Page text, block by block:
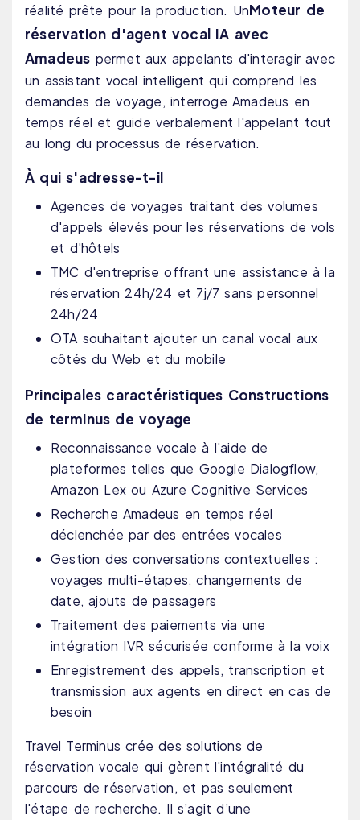
réalité prête pour la production. UnMoteur de
réservation d'agent vocal IA avec
Amadeus permet aux appelants d'interagir avec
un assistant vocal intelligent qui comprend les
demandes de voyage, interroge Amadeus en
temps réel et guide verbalement l'appelant tout
au long du processus de réservation.
À qui s'adresse-t-il
Agences de voyages traitant des volumes
d'appels élevés pour les réservations de vols
et d'hôtels
TMC d'entreprise offrant une assistance à la
réservation 24h/24 et 7j/7 sans personnel
24h/24
OTA souhaitant ajouter un canal vocal aux
côtés du Web et du mobile
Principales caractéristiques Constructions
de terminus de voyage
Reconnaissance vocale à l'aide de
plateformes telles que Google Dialogflow,
Amazon Lex ou Azure Cognitive Services
Recherche Amadeus en temps réel
déclenchée par des entrées vocales
Gestion des conversations contextuelles :
voyages multi-étapes, changements de
date, ajouts de passagers
Traitement des paiements via une
intégration IVR sécurisée conforme à la voix
Enregistrement des appels, transcription et
transmission aux agents en direct en cas de
besoin
Travel Terminus crée des solutions de
réservation vocale qui gèrent l'intégralité du
parcours de réservation, et pas seulement
l'étape de recherche. Il s’agit d’une